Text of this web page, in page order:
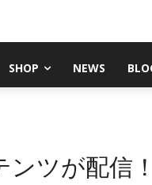
SHOP NEWS
ンツが配信！